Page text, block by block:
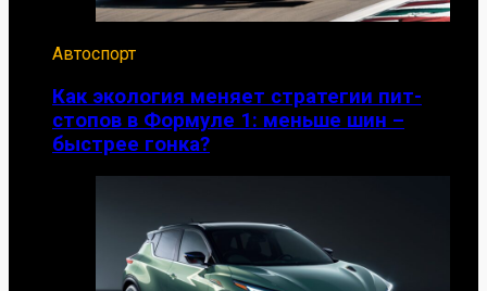
Автоспорт
Как экология меняет стратегии пит-
стопов в Формуле 1: меньше шин –
быстрее гонка?